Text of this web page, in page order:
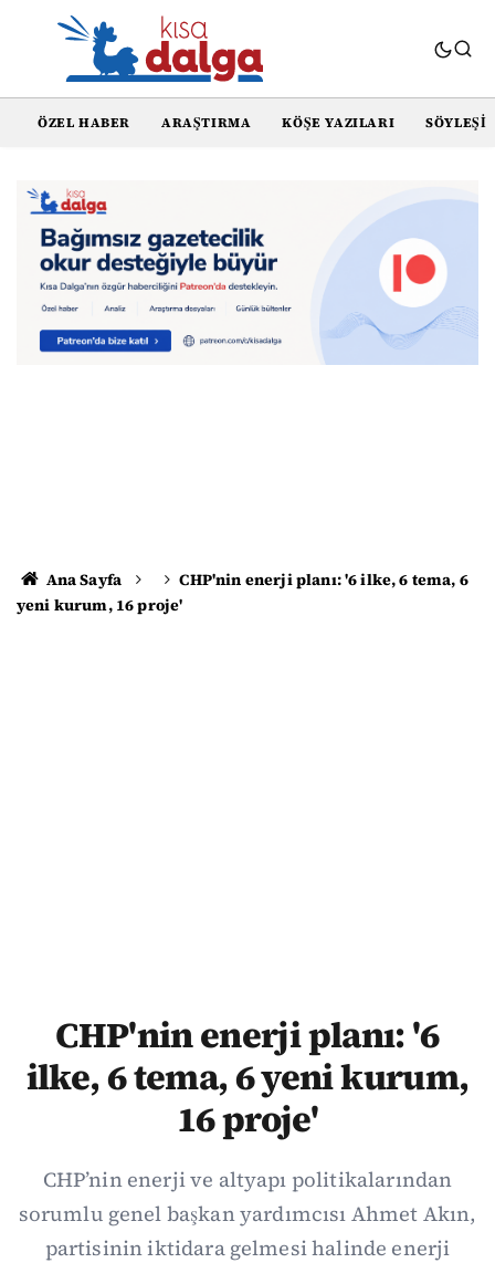
ÖZEL HABER ARAŞTIRMA KÖŞE YAZILARI SÖYLEŞI
Ana Sayfa
CHP'nin enerji planı: '6 ilke, 6 tema, 6
yeni kurum, 16 proje'
CHP'nin enerji planı: '6
ilke, 6 tema, 6 yeni kurum,
16 proje'
CHP’nin enerji ve altyapı politikalarından
sorumlu genel başkan yardımcısı Ahmet Akın,
partisinin iktidara gelmesi halinde enerji